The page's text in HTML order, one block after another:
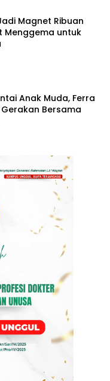
Magnet Ribuan
Menggema untuk
Anak Muda, Ferra
Bersama